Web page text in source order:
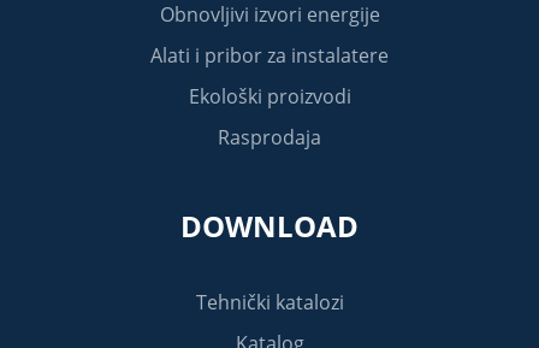
Obnovljivi izvori energije
Alati i pribor za instalatere
Ekološki proizvodi
Rasprodaja
DOWNLOAD
Tehnički katalozi